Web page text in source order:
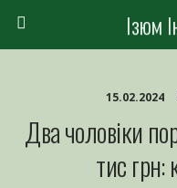
Ізюм
15.02.2024
Два чоловіки
тис грн: